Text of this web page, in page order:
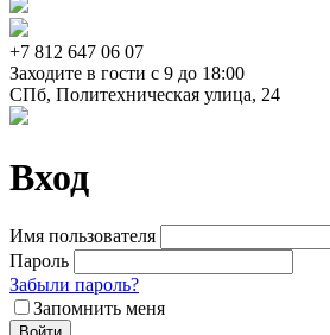
+7 812 647 06 07
Заходите в гости c 9 до 18:00
СПб, Политехническая улица, 24
Вход
Имя пользователя
Пароль
Забыли пароль?
Запомнить меня